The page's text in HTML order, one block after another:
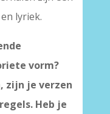
lyriek.
vorm?
zijn je verzen
Heb je